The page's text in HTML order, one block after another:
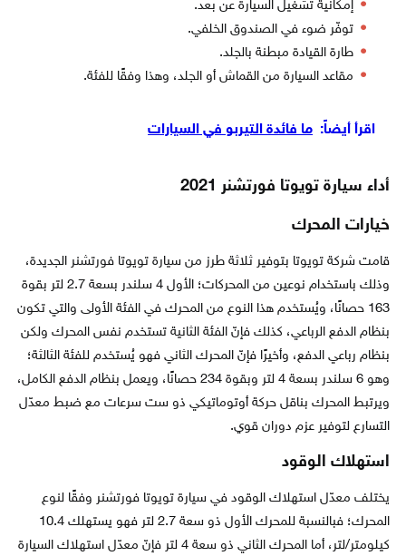
إمكانية تشغيل السيارة عن بعد.
توفّر ضوء في الصندوق الخلفي.
طارة القيادة مبطنة بالجلد.
مقاعد السيارة من القماش أو الجلد، وهذا وفقًا للفئة.
اقرأ أيضاً: ما فائدة التيربو في السيارات
أداء سيارة تويوتا فورتشنر 2021
خيارات المحرك
قامت شركة تويوتا بتوفير ثلاثة طرز من سيارة تويوتا فورتشنر الجديدة،
وذلك باستخدام نوعين من المحركات؛ الأول 4 سلندر بسعة 2.7 لتر بقوة
163 حصانًا، ويُستخدم هذا النوع من المحرك في الفئة الأولى والتي تكون
بنظام الدفع الرباعي، كذلك فإنّ الفئة الثانية تستخدم نفس المحرك ولكن
بنظام رباعي الدفع، وأخيرًا فإنّ المحرك الثاني فهو يُستخدم للفئة الثالثة؛
وهو 6 سلندر بسعة 4 لتر وبقوة 234 حصانًا، ويعمل بنظام الدفع الكامل،
ويرتبط المحرك بناقل حركة أوتوماتيكي ذو ست سرعات مع ضبط معدّل
التسارع لتوفير عزم دوران قوي.
استهلاك الوقود
يختلف معدّل استهلاك الوقود في سيارة تويوتا فورتشنر وفقًا لنوع
المحرك؛ فبالنسبة للمحرك الأول ذو سعة 2.7 لتر فهو يستهلك 10.4
كيلومتر/لتر، أما المحرك الثاني ذو سعة 4 لتر فإنّ معدّل استهلاك السيارة